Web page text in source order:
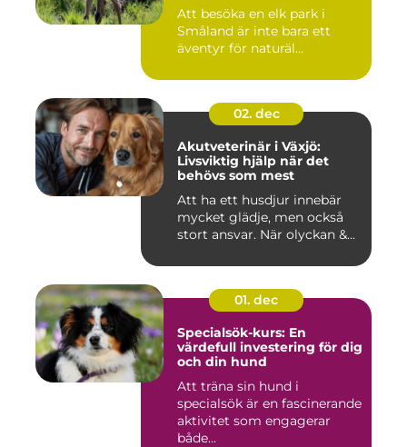
Att besöka en elk park i
Småland är inte bara ett
äventyr för naturäl...
02. dec
Akutveterinär i Växjö:
Livsviktig hjälp när det
behövs som mest
Att ha ett husdjur innebär
mycket glädje, men också
stort ansvar. När olyckan &...
01. dec
Specialsök-kurs: En
värdefull investering för dig
och din hund
Att träna sin hund i
specialsök är en fascinerande
aktivitet som engagerar
både...